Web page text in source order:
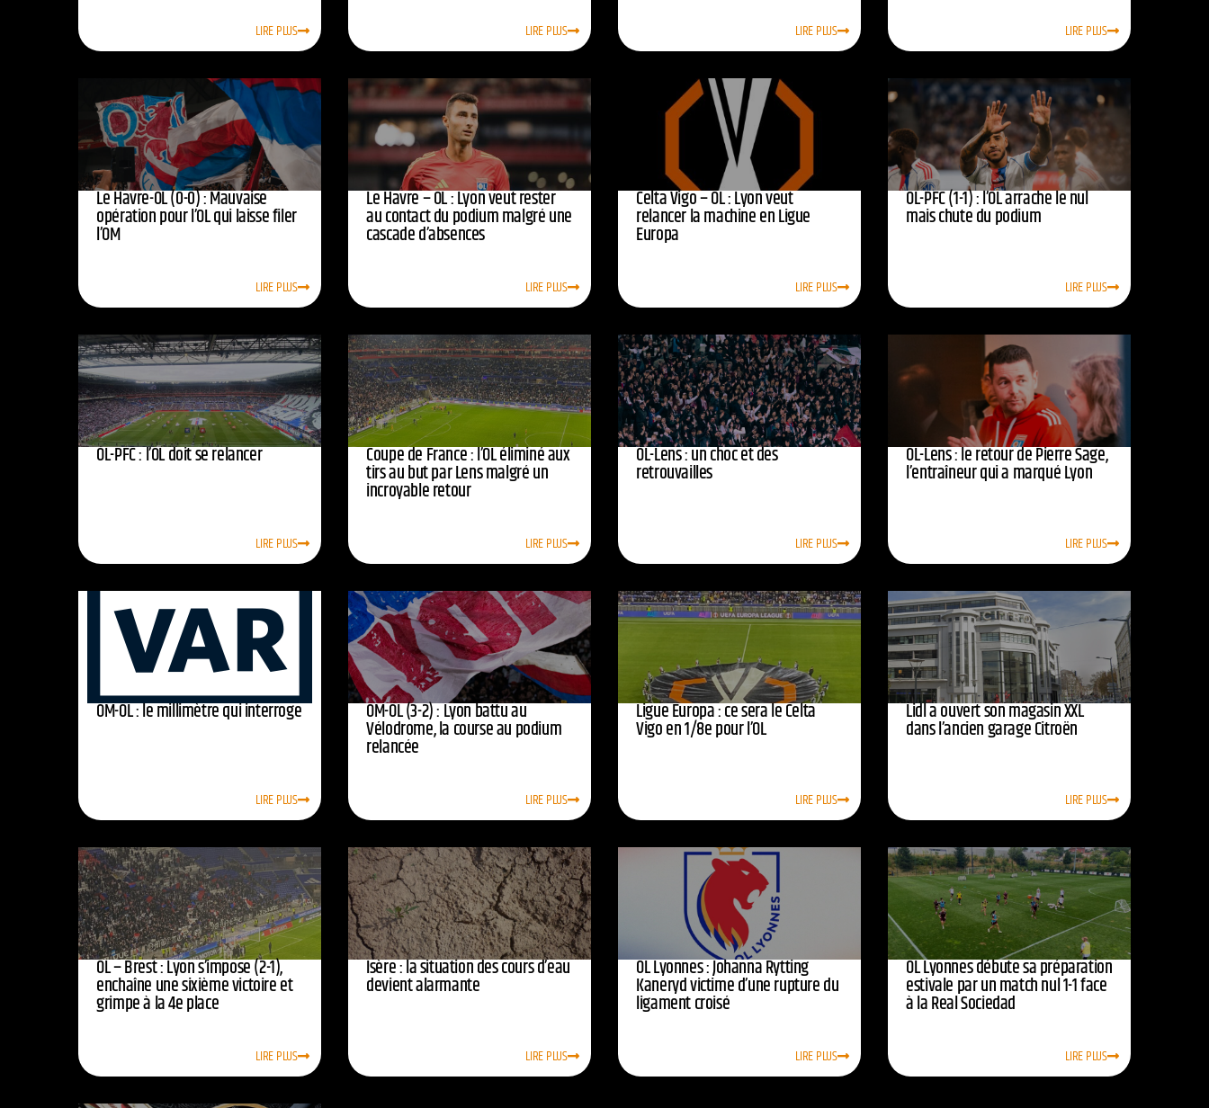
LIRE PLUS LIRE PLUS LIRE PLUS LIRE PLUS
Le Havre-OL (0-0) : Mauvaise
opération pour l’OL qui laisse filer
l’OM
LIRE PLUS
Le Havre – OL : Lyon veut rester
au contact du podium malgré une
cascade d’absences
LIRE PLUS
Celta Vigo – OL : Lyon veut
relancer la machine en Ligue
Europa
LIRE PLUS
OL-PFC (1-1) : l’OL arrache le nul
mais chute du podium
LIRE PLUS
OL-PFC : l’OL doit se relancer
LIRE PLUS
Coupe de France : l’OL éliminé aux
tirs au but par Lens malgré un
incroyable retour
LIRE PLUS
OL-Lens : un choc et des
retrouvailles
LIRE PLUS
OL-Lens : le retour de Pierre Sage,
l’entraîneur qui a marqué Lyon
LIRE PLUS
OM-OL : le millimètre qui interroge
LIRE PLUS
OM-OL (3-2) : Lyon battu au
Vélodrome, la course au podium
relancée
LIRE PLUS
Ligue Europa : ce sera le Celta
Vigo en 1/8e pour l’OL
LIRE PLUS
Lidl a ouvert son magasin XXL
dans l’ancien garage Citroën
LIRE PLUS
OL – Brest : Lyon s’impose (2-1),
enchaîne une sixième victoire et
grimpe à la 4e place
LIRE PLUS
Isère : la situation des cours d’eau
devient alarmante
LIRE PLUS
OL Lyonnes : Johanna Rytting
Kaneryd victime d’une rupture du
ligament croisé
LIRE PLUS
OL Lyonnes débute sa préparation
estivale par un match nul 1-1 face
à la Real Sociedad
LIRE PLUS